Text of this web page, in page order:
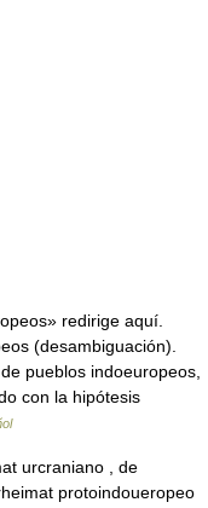
redirige aquí.
(desambiguación).
pueblos indoeuropeos,
con la hipótesis
urcraniano , de
protoindoueropeo